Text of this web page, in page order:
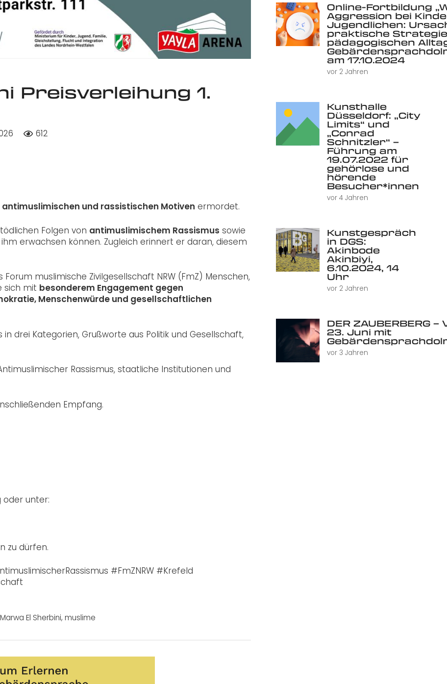
Preisverleihung 1.
612
antimuslimischen und rassistischen Motiven ermordet.
Folgen von antimuslimischem Rassismus sowie
erwachsen können. Zugleich erinnert er daran, diesem
muslimische Zivilgesellschaft NRW (FmZ) Menschen,
sich mit besonderem Engagement gegen
Menschenwürde und gesellschaftlichen
in drei Kategorien, Grußworte aus Politik und Gesellschaft,
Rassismus, staatliche Institutionen und
Empfang.
oder unter:
zu dürfen.
#FmZNRW #Krefeld
Marwa El Sherbini, muslime
Online-Fortbildung
Aggression bei
Jugendlichen:
praktische
pädagogischen
am 17.10.2024
vor 2 Jahren
Kunsthalle
Düsseldorf: „City
Limits“ und
„Conrad
Schnitzler“ –
Führung am
19.07.2022 für
gehörlose und
hörende
Besucher*innen
vor 4 Jahren
Kunstgespräch
in DGS:
Akinbode
Akinbiyi,
6.10.2024, 14
Uhr
vor 2 Jahren
DER ZAUBERBERG
23. Juni mit
vor 3 Jahren